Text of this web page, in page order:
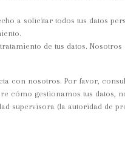
a solicitar todos tus datos
de tus datos.
con nosotros. Por favor,
cómo gestionamos tus datos,
supervisora (la autoridad de